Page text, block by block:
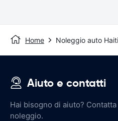
Home Noleggio auto Haiti
Aiuto e contatti
Hai bisogno di aiuto?
noleggio.